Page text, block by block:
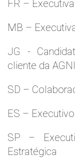
FR –
MB –
JG -
cliente da
SD –
ES –
SP –
Estratégica